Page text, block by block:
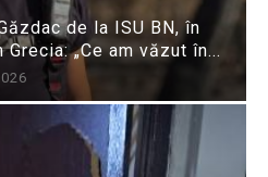
de la ISU BN, în
„Ce am văzut în...